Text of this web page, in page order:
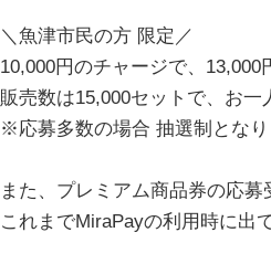
＼魚津市民の方 限定／
10,000円のチャージで、
販売数は15,000セットで、お一
※応募多数の場合 抽選制となり
また、プレミアム商品券の応
これまでMiraPayの利用時に出